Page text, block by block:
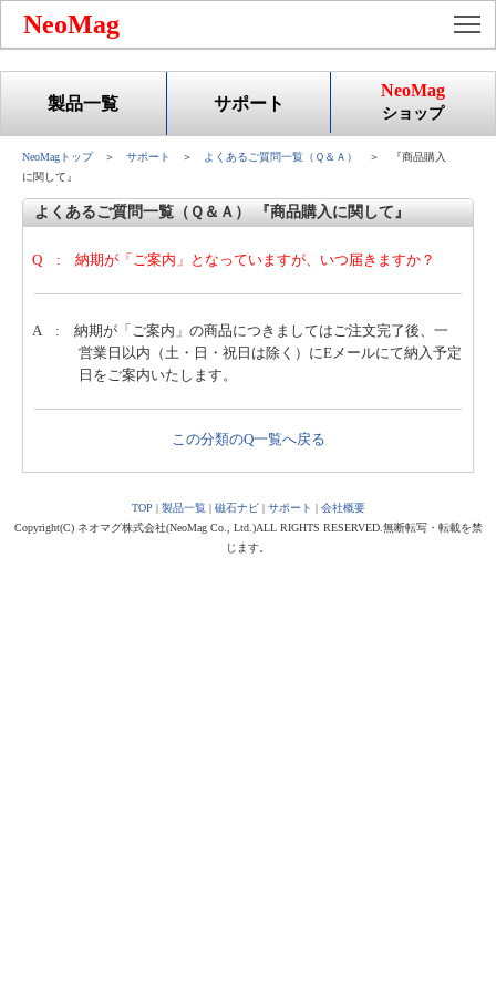
NeoMag
製品一覧 サポート
NeoMag
ショップ
NeoMagトップ＞ サポート ＞ よくあるご質問一覧（Ｑ＆Ａ）
＞ 『商品購入
に関して』
よくあるご質問一覧（Ｑ＆Ａ） 『商品購入に関して』
Q : 納期が「ご案内」となっていますが、いつ届きますか？
A : 納期が「ご案内」の商品につきましてはご注文完了後、一
営業日以内（土・日・祝日は除く）にEメールにて納入予定
日をご案内いたします。
この分類のQ一覧へ戻る
TOP | 製品一覧| 磁石ナビ| サポート | 会社概要
Copyright(C) ネオマグ株式会社(NeoMag Co., Ltd.)ALL RIGHTS RESERVED.無断転写・転載を禁
じます。